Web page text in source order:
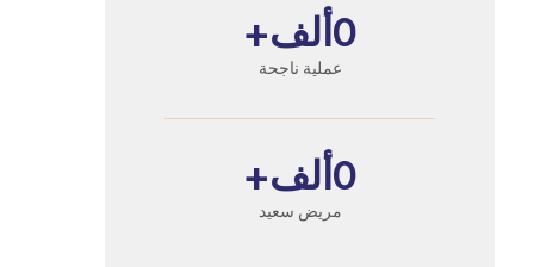
عملية ناجحة
0ألف+
مريض سعيد
0ألف+